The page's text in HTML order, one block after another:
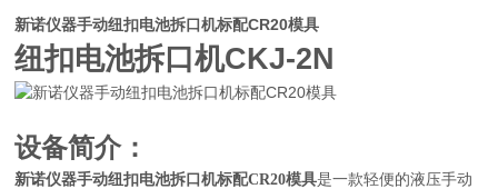
新诺仪器手动纽扣电池拆口机标配CR20模具
纽扣电池拆口机CKJ-2N
设备简介：
新诺仪器手动纽扣电池拆口机标配CR20模具是一款轻便的液压手动